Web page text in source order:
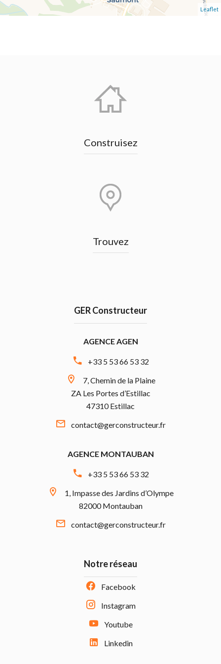
Leaflet
Construisez
Trouvez
GER Constructeur
AGENCE AGEN
+33 5 53 66 53 32
7, Chemin de la Plaine
ZA Les Portes d’Estillac
47310 Estillac
contact@gerconstructeur.fr
AGENCE MONTAUBAN
+33 5 53 66 53 32
1, Impasse des Jardins d’Olympe
82000 Montauban
contact@gerconstructeur.fr
Notre réseau
Facebook
Instagram
Youtube
Linkedin